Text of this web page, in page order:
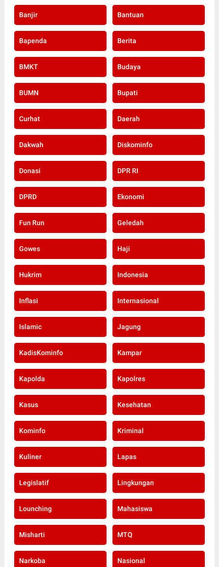
Banjir Bantuan
Bapenda Berita
BMKT Budaya
BUMN Bupati
Curhat Daerah
Dakwah Diskominfo
Donasi DPR RI
DPRD Ekonomi
Fun Run Geledah
Gowes Haji
Hukrim Indonesia
Inflasi Internasional
Islamic Jagung
KadisKominfo Kampar
Kapolda Kapolres
Kasus Kesehatan
Kominfo Kriminal
Kuliner Lapas
Legislatif Lingkungan
Lounching Mahasiswa
Misharti MTQ
Narkoba Nasional